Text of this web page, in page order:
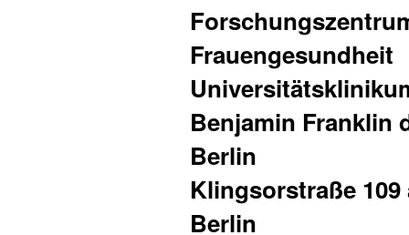
Frauengesundheit
Benjamin Franklin
Berlin
Klingsorstraße 109
Berlin